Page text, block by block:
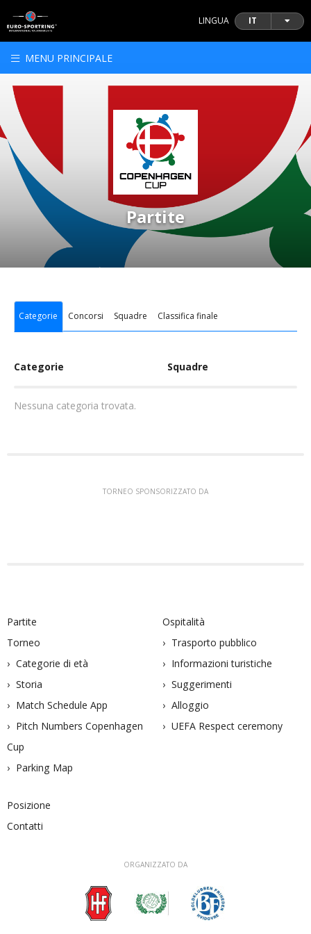
LINGUA IT
MENU PRINCIPALE
Partite
Categorie Concorsi Squadre Classifica finale
Categorie Squadre
Nessuna categoria trovata.
TORNEO SPONSORIZZATO DA
Partite
Torneo
Categorie di età
Storia
Match Schedule App
Pitch Numbers Copenhagen
Cup
Parking Map
Ospitalità
Trasporto pubblico
Informazioni turistiche
Suggerimenti
Alloggio
UEFA Respect ceremony
Posizione
Contatti
ORGANIZZATO DA